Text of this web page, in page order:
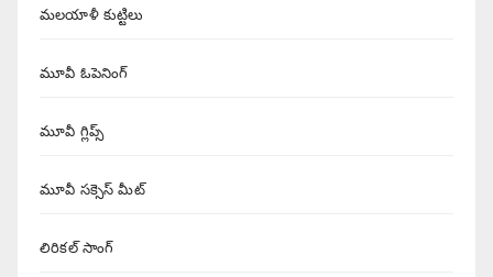
మలయాళీ కుట్టిలు
మూవీ ఓపెనింగ్
మూవీ గ్లిప్స్
మూవీ సక్సెస్ మీట్
లిరికల్ సాంగ్